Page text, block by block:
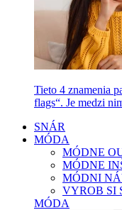
Tieto 4 znamenia
flags“. Je medzi
SNÁR
MÓDA
MÓDNE
MÓDNE
MÓDNI
VYROB SI
MÓDA